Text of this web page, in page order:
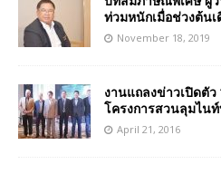
ท่วมหนักเมื่อช่วงต้น
November 18, 2019
งานแถลงข่าวเปิดตั
โครงการสวนลุมไน
April 21, 2016